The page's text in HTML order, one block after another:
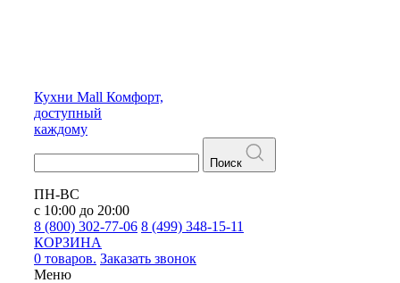
Кухни Mall Комфорт,
доступный
каждому
Поиск
ПН-ВС
с 10:00 до 20:00
8 (800) 302-77-06 8 (499) 348-15-11
КОРЗИНА
0 товаров. Заказать звонок
Меню